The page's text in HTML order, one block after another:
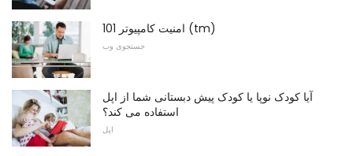
امنیت کامپیوتر 101 (tm)
جستجوی وب
آیا کودک نوپا یا کودک پیش دبستانی شما از اپل
استفاده می کند؟
اپل